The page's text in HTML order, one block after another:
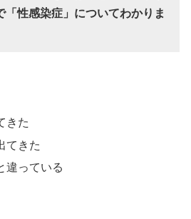
「性感染症」についてわかりま
きた
てきた
違っている